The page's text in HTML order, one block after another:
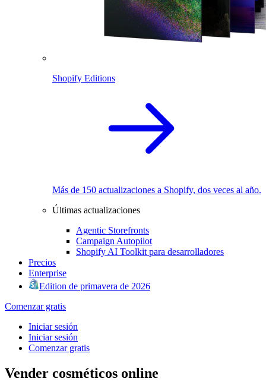
Shopify Editions
Más de 150 actualizaciones a Shopify, dos veces al año.
Últimas actualizaciones
Agentic Storefronts
Campaign Autopilot
Shopify AI Toolkit para desarrolladores
Precios
Enterprise
Edition de primavera de 2026
Comenzar gratis
Iniciar sesión
Iniciar sesión
Comenzar gratis
Vender cosméticos online